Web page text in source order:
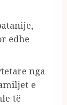
edhe
nga
e
të